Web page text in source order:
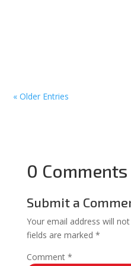
« Older Entries
0 Comments
Submit a
Your email address will
fields are marked *
Comment *